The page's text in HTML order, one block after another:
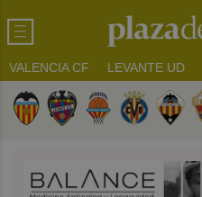
VALENCIA CF LEVANTE UD